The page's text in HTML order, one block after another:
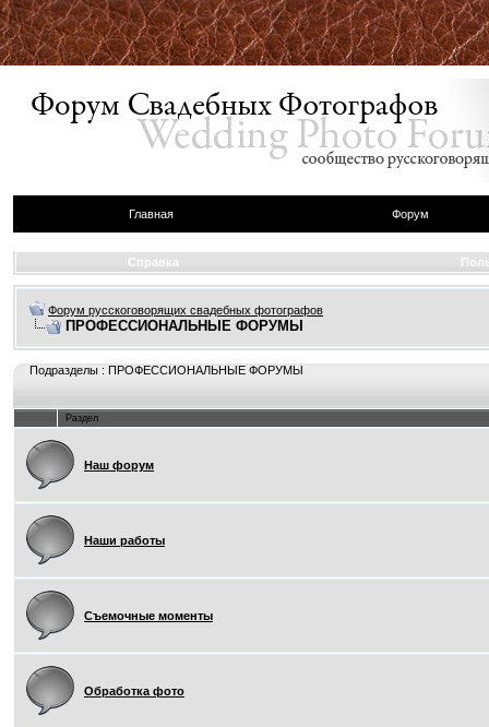
Главная Форум
Справка
Форум русскоговорящих свадебных фотографов
ПРОФЕССИОНАЛЬНЫЕ ФОРУМЫ
Подразделы : ПРОФЕССИОНАЛЬНЫЕ ФОРУМЫ
Раздел
Наш форум
Наши работы
Съемочные моменты
Обработка фото